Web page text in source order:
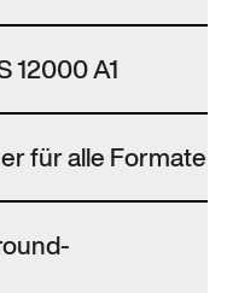
12000 A1
für alle Formate